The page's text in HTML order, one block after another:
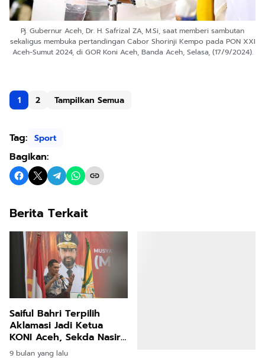
Pj. Gubernur Aceh, Dr. H. Safrizal ZA, M.Si, saat memberi sambutan
sekaligus membuka pertandingan Cabor Shorinji Kempo pada PON XXI
Aceh-Sumut 2024, di GOR Koni Aceh, Banda Aceh, Selasa, (17/9/2024).
1 2 Tampilkan Semua
Tag: Sport
Bagikan:
Berita Terkait
Saiful Bahri Terpilih
Aklamasi Jadi Ketua
KONI Aceh, Sekda Nasir
Harap Lanjutkan Prestasi
9 bulan yang lalu